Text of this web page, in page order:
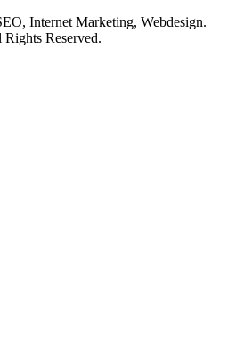
Internet Marketing, Webdesign.
Reserved.